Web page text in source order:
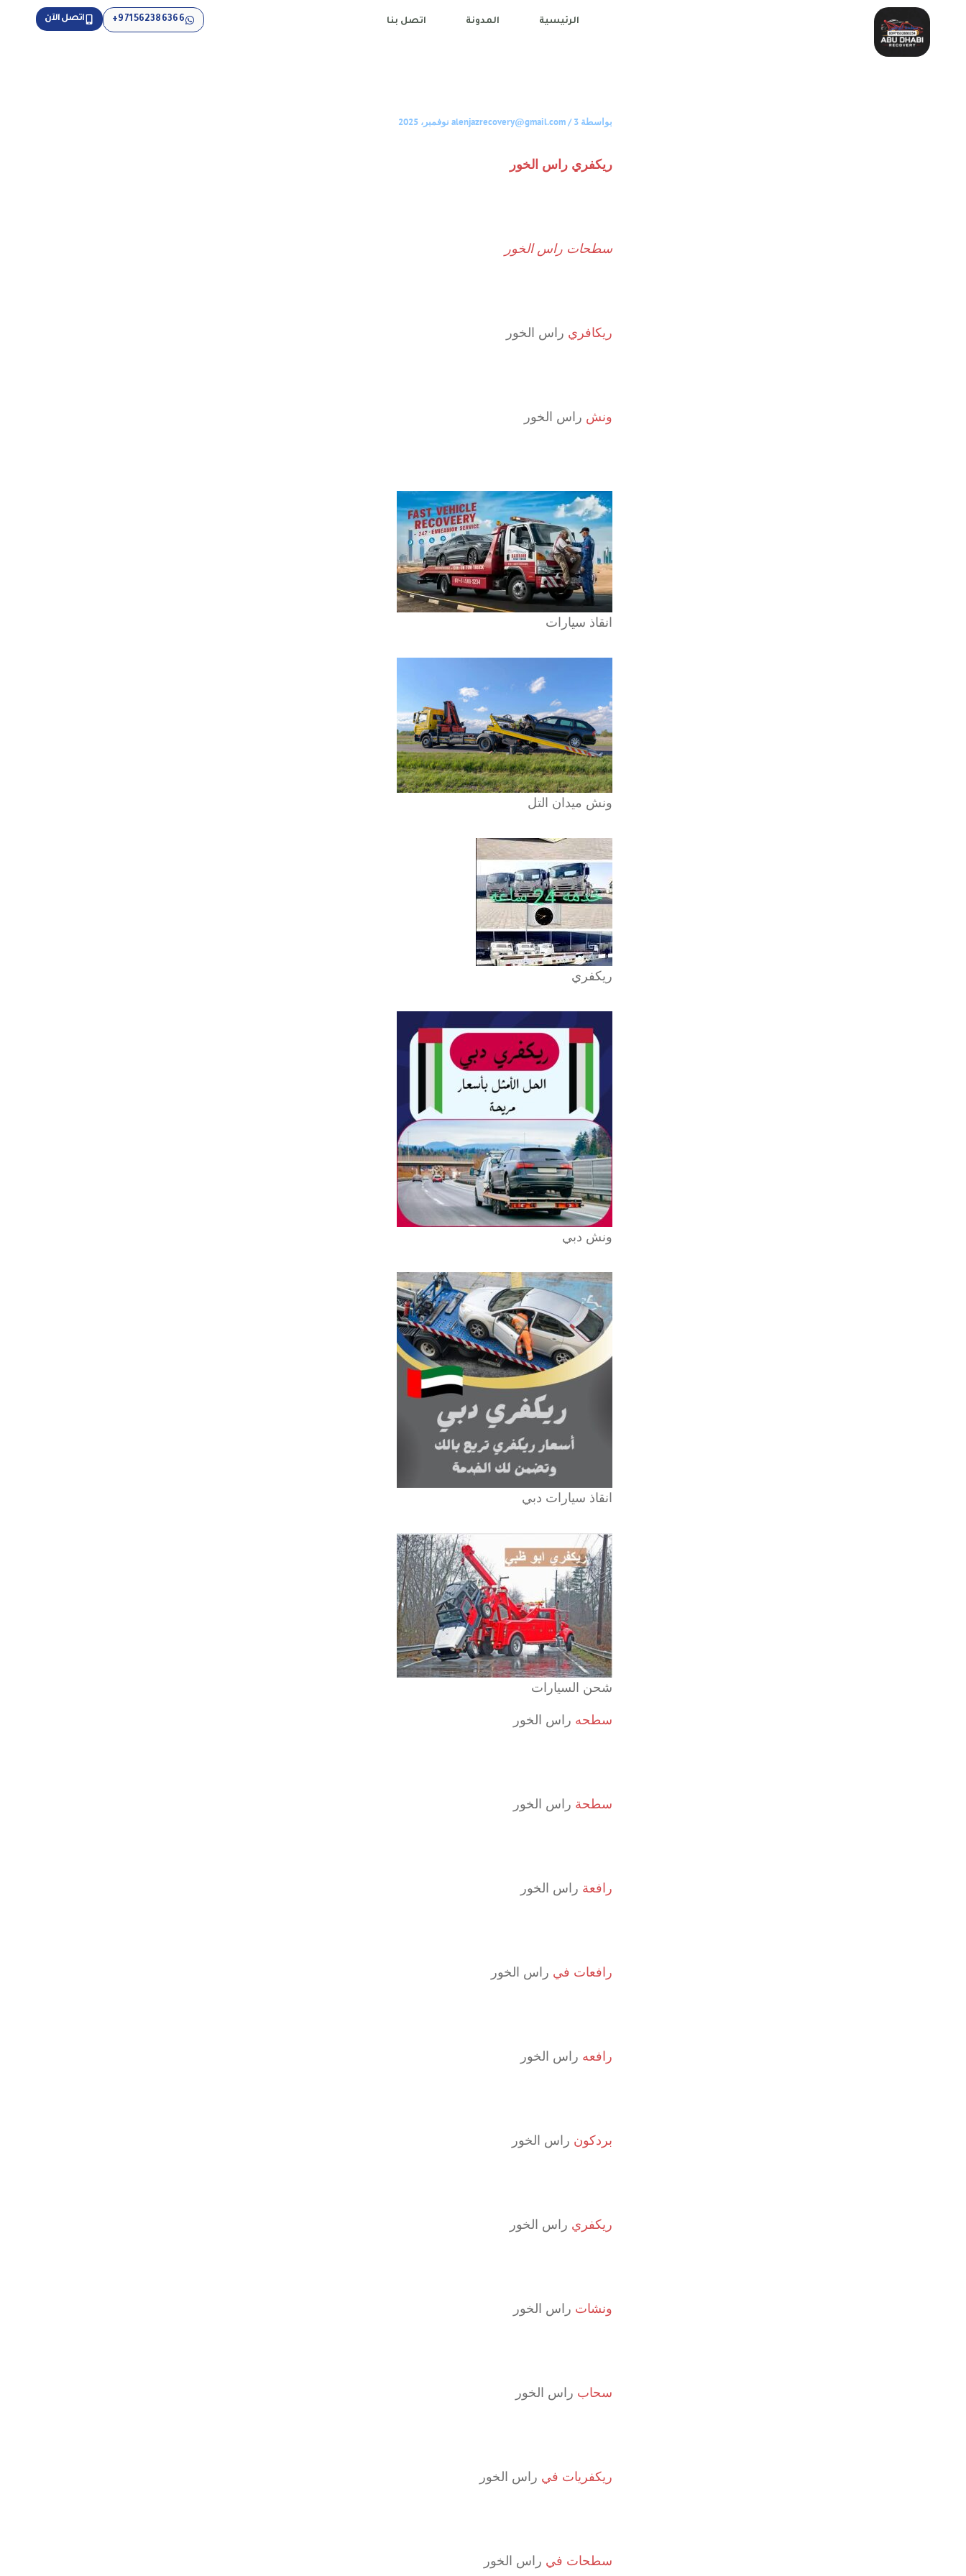
المحتوى
الرئيسية المدونة اتصل بنا اتصل الآن 971562386366+
بواسطة alenjazrecovery@gmail.com/3 نوفمبر، 2025
ريكفري راس الخور
سطحات راس الخور
ريكافري راس الخور
ونش راس الخور
انقاذ سيارات
ونش ميدان التل
ريكفري
ونش دبي
انقاذ سيارات دبي
شحن السيارات
سطحه راس الخور
سطحة راس الخور
رافعة راس الخور
رافعات في راس الخور
رافعه راس الخور
بردكون راس الخور
ريكفري راس الخور
ونشات راس الخور
سحاب راس الخور
ريكفريات في راس الخور
سطحات في راس الخور